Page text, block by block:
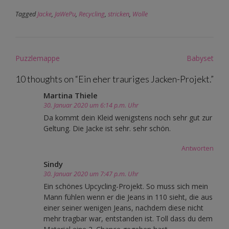
TaggedJacke, JaWePu, Recycling, stricken, Wolle
Post
Puzzlemappe Babyset
10 thoughts on “Ein eher trauriges Jacken-Projekt.”
Martina Thiele
30. Januar 2020 um 6:14 p.m. Uhr
Da kommt dein Kleid wenigstens noch sehr gut zur
Geltung. Die Jacke ist sehr. sehr schön.
Antworten
Sindy
30. Januar 2020 um 7:47 p.m. Uhr
Ein schönes Upcycling-Projekt. So muss sich mein
Mann fühlen wenn er die Jeans in 110 sieht, die aus
einer seiner wenigen Jeans, nachdem diese nicht
mehr tragbar war, entstanden ist. Toll dass du dem